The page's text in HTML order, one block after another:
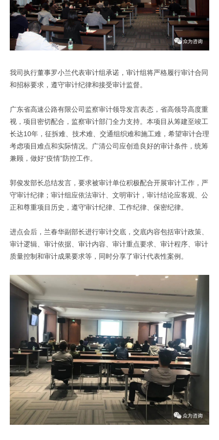
我司执行董事罗小兰代表审计组承诺，审计组将严格履行审计合同
和招标要求，遵守审计纪律和接受审计监督。
广东省高速公路有限公司监察审计领导发言表态，省高领导高度重
视，项目密切配合，监察审计部门全力支持。本项目从筹建至竣工
长达10年，征拆难、技术难、交通组织难和施工难，希望审计合理
考虑项目难点和实际情况。广清公司应创造良好的审计条件，统筹
兼顾，做好“疫情”防控工作。
郭俊发部长总结发言，要求被审计单位积极配合开展审计工作，严
守审计纪律；审计组应依法审计、文明审计，审计结论应客观、公
正和尊重项目历史，遵守审计纪律、工作纪律、保密纪律。
进点会后，兰春华副部长进行审计交底，交底内容包括审计政策、
审计逻辑、审计依据、审计内容、审计重点要求、审计程序、审计
质量控制和审计成果要求等，同时分享了审计代表性案例。